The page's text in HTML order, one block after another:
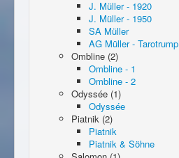
J. Müller - 1920
J. Müller - 1950
SA Müller
AG Müller - Tarotrump
Ombline (2)
Ombline - 1
Ombline - 2
Odyssée (1)
Odyssée
Piatnik (2)
Piatnik
Piatnik & Söhne